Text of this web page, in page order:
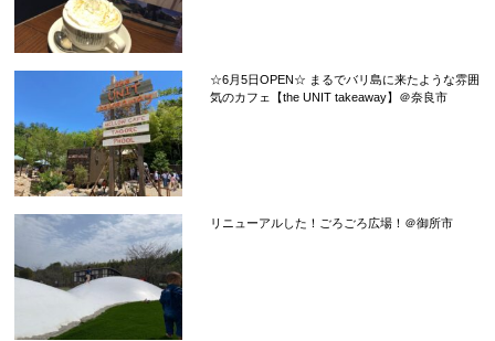
☆6月5日OPEN☆ まるでバリ島に来たような雰囲
気のカフェ【the UNIT takeaway】＠奈良市
リニューアルした！ごろごろ広場！＠御所市